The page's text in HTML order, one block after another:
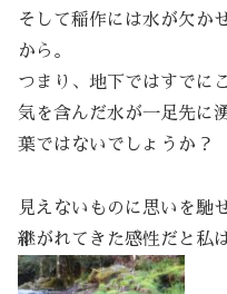
そして稲作には水が欠か
から。
つまり、地下ではすでに
気を含んだ水が一足先に
葉ではないでしょうか？
見えないものに思いを馳
継がれてきた感性だと私